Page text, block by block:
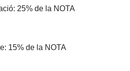
25% de la NOTA
15% de la NOTA